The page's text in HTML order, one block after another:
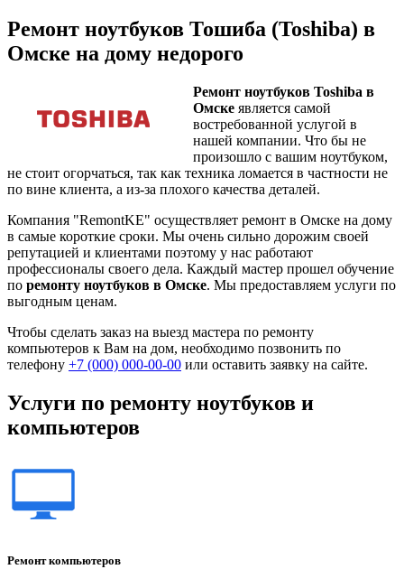
Ремонт ноутбуков Тошиба (Toshiba) в
Омске на дому недорого
Ремонт ноутбуков Toshiba в
Омске является самой
востребованной услугой в
нашей компании. Что бы не
произошло с вашим ноутбуком,
не стоит огорчаться, так как техника ломается в частности не
по вине клиента, а из-за плохого качества деталей.
Компания "RemontKE" осуществляет ремонт в Омске на дому
в самые короткие сроки. Мы очень сильно дорожим своей
репутацией и клиентами поэтому у нас работают
профессионалы своего дела. Каждый мастер прошел обучение
по ремонту ноутбуков в Омске. Мы предоставляем услуги по
выгодным ценам.
Чтобы сделать заказ на выезд мастера по ремонту
компьютеров к Вам на дом, необходимо позвонить по
телефону +7 (000) 000-00-00 или оставить заявку на сайте.
Услуги по ремонту ноутбуков и
компьютеров
Ремонт компьютеров